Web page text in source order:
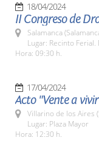
18/04/2024
II Congreso de
Salamanca
Lugar: Recinto Ferial.
Hora: 09:30 h.
17/04/2024
Acto "Vente a
Villarino de los Aires
Lugar: Plaza Mayor
Hora: 12:30 h.